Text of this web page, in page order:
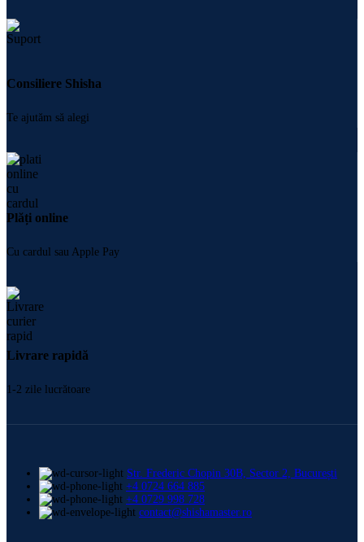
Consiliere Shisha
Te ajutăm să alegi
Plăți online
Cu cardul sau Apple Pay
Livrare rapidă
1-2 zile lucrătoare
Str. Frederic Chopin 30B, Sector 2, București
+4 0724 664 885
+4 0729 998 728
contact@shishamaster.ro